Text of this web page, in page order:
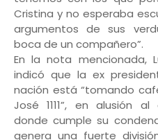
Cristina y no esperaba
argumentos de sus
boca de un compañero”.
En la nota mencionada,
indicó que la ex
nación está “tomando
José 1111”, en alusión al
donde cumple su
genera una fuerte